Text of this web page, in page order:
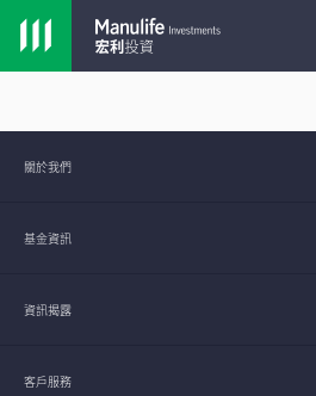
關於我們
基金資訊
資訊揭露
客戶服務